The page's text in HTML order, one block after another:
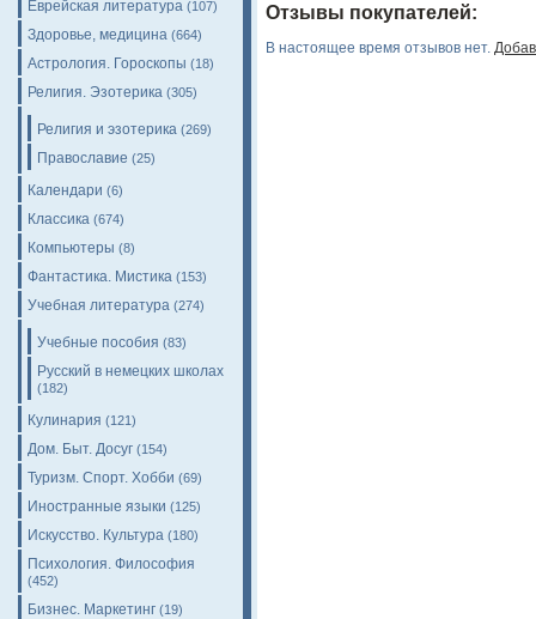
Еврейская литература (107)
Здоровье, медицина (664)
Астрология. Гороскопы (18)
Религия. Эзотерика (305)
Религия и эзотерика (269)
Православие (25)
Календари (6)
Классика (674)
Компьютеры (8)
Фантастика. Мистика (153)
Учебная литература (274)
Учебные пособия (83)
Русский в немецких школах
(182)
Кулинария (121)
Дом. Быт. Досуг (154)
Туризм. Спорт. Хобби (69)
Иностранные языки (125)
Искусство. Культура (180)
Психология. Философия
(452)
Бизнес. Маркетинг (19)
Отзывы покупателей:
В настоящее время отзывов нет.